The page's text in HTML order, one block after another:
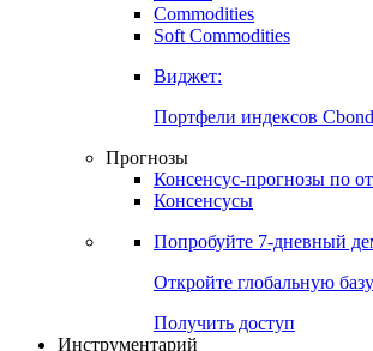
Commodities
Золото
Бензин
Soft Commodities
Виджет:
Портфели индексов Cbonds
Прогнозы
Консенсусы
Попробуйте7-дневный